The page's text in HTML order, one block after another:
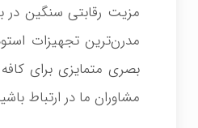
مزیت رقابتی سنگین در
مدرن‌ترین تجهیزات
بصری متمایزی برای
مشاوران ما در ارتباط